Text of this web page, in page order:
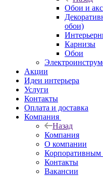
Обои и
обои)
Карнизы
Обои
Акции
Идеи интерьера
Услуги
Контакты
Оплата и доставка
Компания
Назад
Компания
О компании
Корпоративным
Контакты
Вакансии